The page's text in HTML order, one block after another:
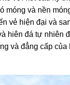
móng và nền
vẻ hiện đại và
hiên đá tự nhiên
và đẳng cấp của